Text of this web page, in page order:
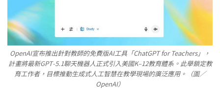
OpenAI宣布推出針對教師的免費版AI工具「ChatGPT for Teachers」，
計畫將最新GPT‑5.1聊天機器人正式引入美國K–12教育體系。此舉鎖定教
育工作者，目標推動生成式人工智慧在教學現場的廣泛應用。（圖／
OpenAI）